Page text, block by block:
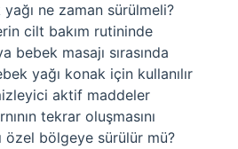
ne zaman sürülmeli?
cilt bakım rutininde
bebek masajı sırasında
yağı konak için kullanılır
aktif maddeler
tekrar oluşmasını
özel bölgeye sürülür mü?